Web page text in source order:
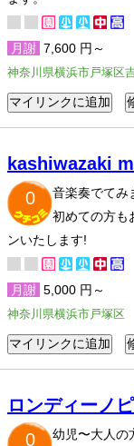
月謝 7,600 円～
神奈川県横浜市戸塚区
kashiwazaki
0
音楽奏でてみ
初めての方も
ンいたします!
月謝 5,000 円～
神奈川県横浜市戸塚区
ロンディーノ
0
幼児〜大人の